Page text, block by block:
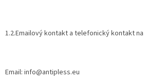
1.2.Emailový kontakt a telefonický kontakt
Email: info@antipless.eu